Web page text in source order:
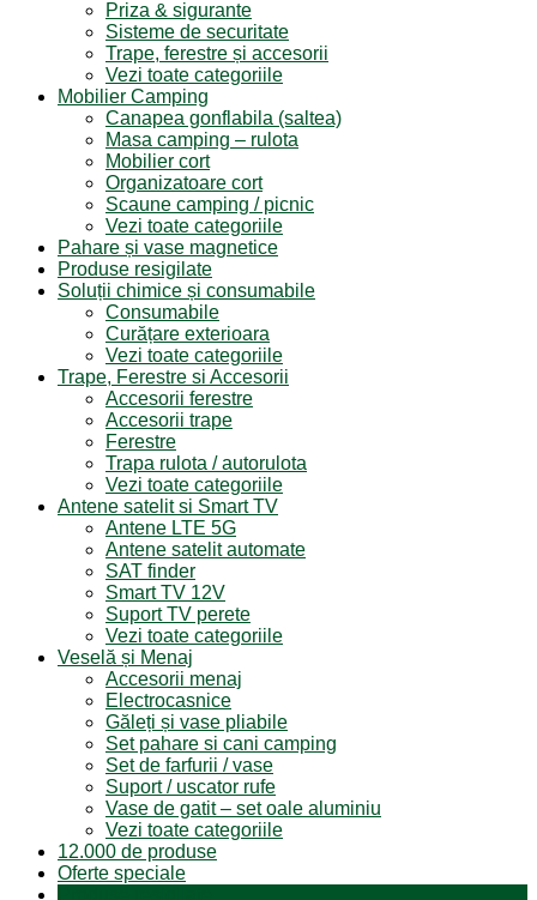
Priza & sigurante
Sisteme de securitate
Trape, ferestre și accesorii
Vezi toate categoriile
Mobilier Camping
Canapea gonflabila (saltea)
Masa camping – rulota
Mobilier cort
Organizatoare cort
Scaune camping / picnic
Vezi toate categoriile
Pahare și vase magnetice
Produse resigilate
Soluții chimice și consumabile
Consumabile
Curățare exterioara
Vezi toate categoriile
Trape, Ferestre si Accesorii
Accesorii ferestre
Accesorii trape
Ferestre
Trapa rulota / autorulota
Vezi toate categoriile
Antene satelit si Smart TV
Antene LTE 5G
Antene satelit automate
SAT finder
Smart TV 12V
Suport TV perete
Vezi toate categoriile
Veselă și Menaj
Accesorii menaj
Electrocasnice
Găleți și vase pliabile
Set pahare si cani camping
Set de farfurii / vase
Suport / uscator rufe
Vase de gatit – set oale aluminiu
Vezi toate categoriile
12.000 de produse
Oferte speciale